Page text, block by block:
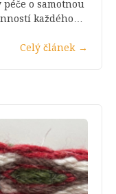
o samotnou
každého…
Celý článek →